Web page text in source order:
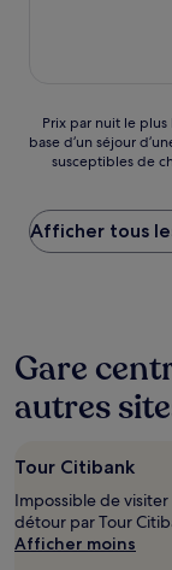
Prix
par
nuit
plus
bas
trouvé
heures
sur
la
séjour
d’une
nuit
pour
2 adultes.
Prix par nuit le
base d’un séjour
susceptibles de
Afficher tous
Gare
autres
Tour Citibank
Impossible de
détour par Tour
Afficher moins